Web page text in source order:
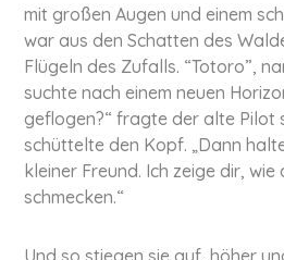
mit großen Augen und einem
war aus den Schatten des
Flügeln des Zufalls. “Totoro”,
suchte nach einem neuen
geflogen?“ fragte der alte Pilot
schüt­tel­te den Kopf. „Dann
kleiner Freund. Ich zeige dir, wie
schmecken.“
Und so stiegen sie auf, höher